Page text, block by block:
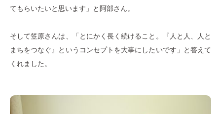
てもらいたいと思います」と阿部さん。
そして笠原さんは、「とにかく長く続けること。『人と人、人と
まちをつなぐ』というコンセプトを大事にしたいです」と答えて
くれました。